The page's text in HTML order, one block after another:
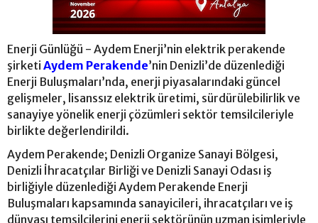
Enerji Günlüğü - Aydem Enerji’nin elektrik perakende
şirketi Aydem Perakende’nin Denizli’de düzenlediği
Enerji Buluşmaları’nda, enerji piyasalarındaki güncel
gelişmeler, lisanssız elektrik üretimi, sürdürülebilirlik ve
sanayiye yönelik enerji çözümleri sektör temsilcileriyle
birlikte değerlendirildi.
Aydem Perakende; Denizli Organize Sanayi Bölgesi,
Denizli İhracatçılar Birliği ve Denizli Sanayi Odası iş
birliğiyle düzenlediği Aydem Perakende Enerji
Buluşmaları kapsamında sanayicileri, ihracatçıları ve iş
dünyası temsilcilerini enerji sektörünün uzman isimleriyle